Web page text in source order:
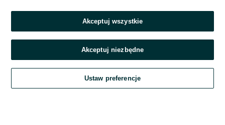
Zadzwoń / SMS
Szukaj Obserwujesz Dodaj Czat Konto
Akceptuj wszystkie
Akceptuj niezbędne
Ustaw preferencje